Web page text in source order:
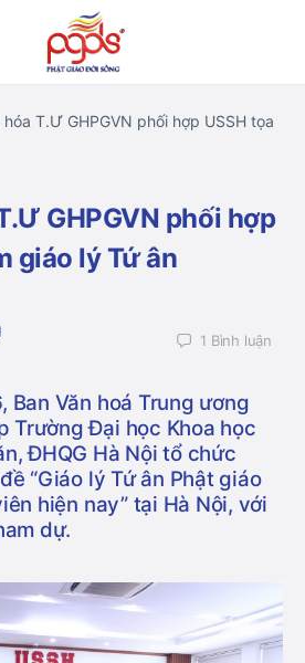
hóa T.Ư GHPGVN phối hợp USSH tọa
GHPGVN phối hợp
giáo lý Tứ ân
1 Bình luận
Ban Văn hoá Trung ương
Trường Đại học Khoa học
ĐHQG Hà Nội tổ chức
“Giáo lý Tứ ân Phật giáo
hiện nay” tại Hà Nội, với
dự.